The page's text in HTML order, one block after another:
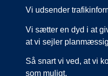
Vi udsender
Vi sætter en dyd i at
at vi sejler
Så snart vi ved, at vi
som muligt.